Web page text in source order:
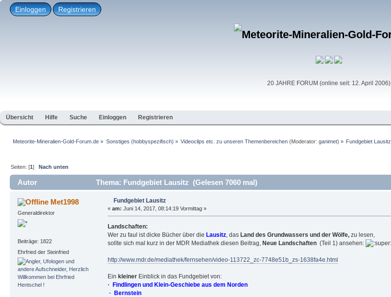
Einloggen Registrieren
20 JAHRE FORUM (online seit: 12. April 2006)
Übersicht Hilfe Suche Einloggen Registrieren
Meteorite-Mineralien-Gold-Forum.de » Sonstiges (hobbyspezifisch) » Videoclips etc. zu unseren Themenbereichen(Moderator: ganimet) » Fundgebiet Lausitz
Seiten: [1]Nach unten
Autor Thema: Fundgebiet Lausitz (Gelesen 7060 mal)
Met1998
Generaldirektor
Beiträge: 1822
Ehrfried der Steinfried
Fundgebiet Lausitz
« am: Juni 14, 2017, 08:14:19 Vormittag »
Landschaften:
Wer zu faul ist dicke Bücher über die Lausitz, das Land des Grundwassers und der Wölfe,zu lesen,
sollte sich mal kurz in der MDR Mediathek diesen Beitrag, Neue Landschaften(Teil 1) ansehen:
http://www.mdr.de/mediathek/fernsehen/video-113722_zc-7748e51b_zs-1638fa4e.html
Ein kleinerEinblick in das Fundgebiet von:
· Findlingen und Klein-Geschiebe aus dem Norden
· Bernstein